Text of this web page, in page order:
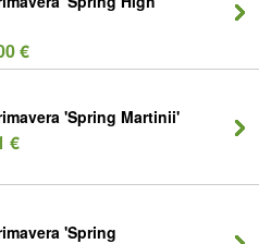
€
'Spring Martinii'
€
'Spring